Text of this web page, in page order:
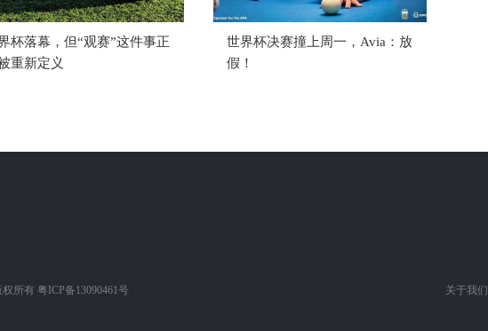
杯落幕，但“观赛”这件事正
重新定义
世界杯决赛撞上周一，Avia：放
假！
权所有 粤ICP备13090461号 关于我们